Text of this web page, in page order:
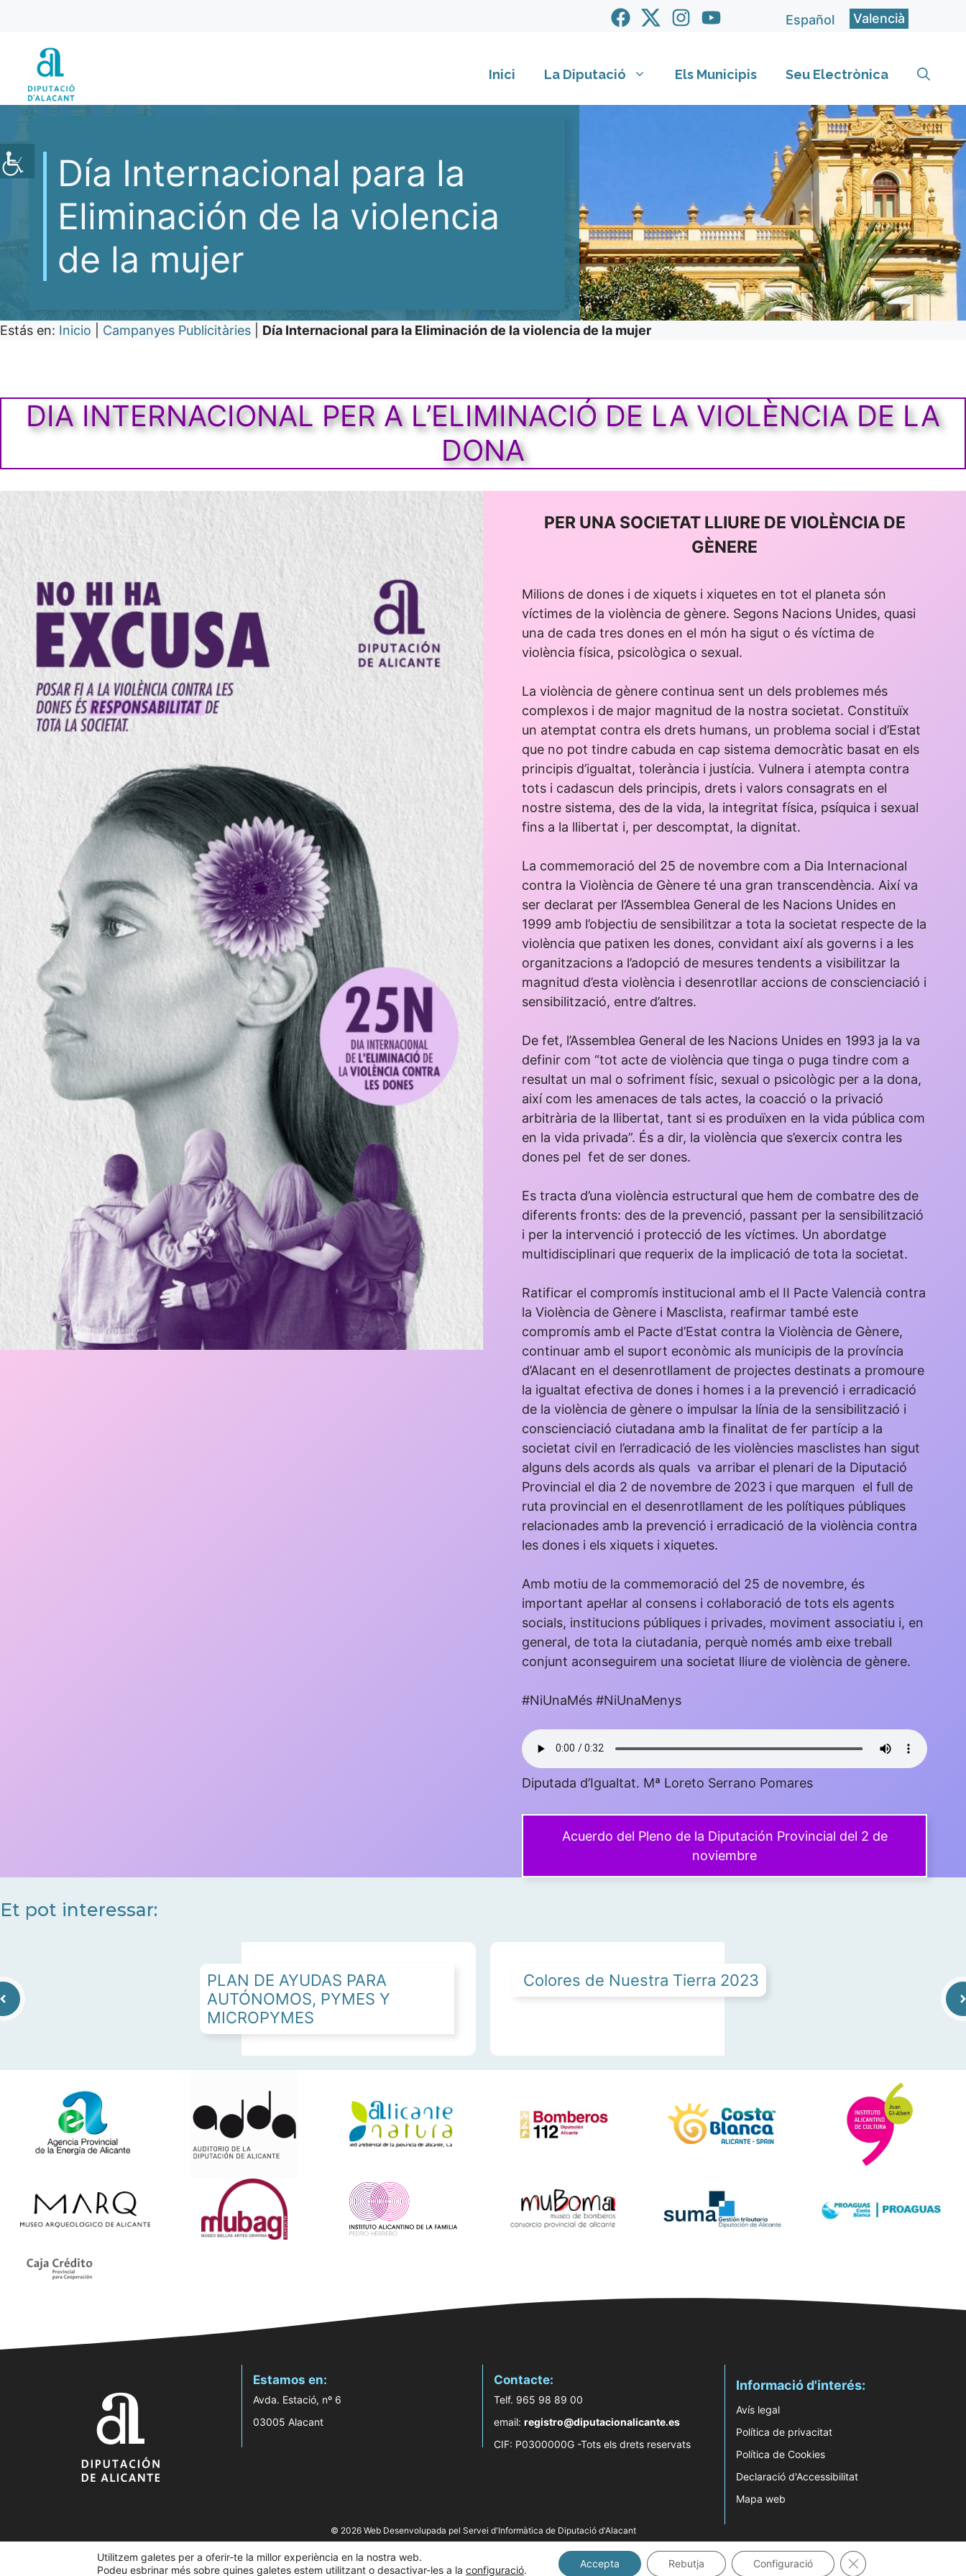
contingut
Español Valencià
Inici La Diputació Els Municipis Seu Electrònica
Día Internacional para la
Eliminación de la violencia
de la mujer
Estás en: Inicio Campanyes Publicitàries Día Internacional para la Eliminación de la violencia de la mujer
DIA INTERNACIONAL PER A L’ELIMINACIÓ DE LA VIOLÈNCIA DE LA
DONA
PER UNA SOCIETAT LLIURE DE VIOLÈNCIA DE
GÈNERE
Milions de dones i de xiquets i xiquetes en tot el planeta són
víctimes de la violència de gènere. Segons Nacions Unides, quasi
una de cada tres dones en el món ha sigut o és víctima de
violència física, psicològica o sexual.
La violència de gènere continua sent un dels problemes més
complexos i de major magnitud de la nostra societat. Constituïx
un atemptat contra els drets humans, un problema social i d’Estat
que no pot tindre cabuda en cap sistema democràtic basat en els
principis d’igualtat, tolerància i justícia. Vulnera i atempta contra
tots i cadascun dels principis, drets i valors consagrats en el
nostre sistema, des de la vida, la integritat física, psíquica i sexual
fins a la llibertat i, per descomptat, la dignitat.
La commemoració del 25 de novembre com a Dia Internacional
contra la Violència de Gènere té una gran transcendència. Així va
ser declarat per l’Assemblea General de les Nacions Unides en
1999 amb l’objectiu de sensibilitzar a tota la societat respecte de la
violència que patixen les dones, convidant així als governs i a les
organitzacions a l’adopció de mesures tendents a visibilitzar la
magnitud d’esta violència i desenrotllar accions de conscienciació i
sensibilització, entre d’altres.
De fet, l’Assemblea General de les Nacions Unides en 1993 ja la va
definir com “tot acte de violència que tinga o puga tindre com a
resultat un mal o sofriment físic, sexual o psicològic per a la dona,
així com les amenaces de tals actes, la coacció o la privació
arbitrària de la llibertat, tant si es produïxen en la vida pública com
en la vida privada”. És a dir, la violència que s’exercix contra les
dones pel fet de ser dones.
Es tracta d’una violència estructural que hem de combatre des de
diferents fronts: des de la prevenció, passant per la sensibilització
i per la intervenció i protecció de les víctimes. Un abordatge
multidisciplinari que requerix de la implicació de tota la societat.
Ratificar el compromís institucional amb el II Pacte Valencià contra
la Violència de Gènere i Masclista, reafirmar també este
compromís amb el Pacte d’Estat contra la Violència de Gènere,
continuar amb el suport econòmic als municipis de la província
d’Alacant en el desenrotllament de projectes destinats a promoure
la igualtat efectiva de dones i homes i a la prevenció i erradicació
de la violència de gènere o impulsar la línia de la sensibilització i
conscienciació ciutadana amb la finalitat de fer partícip a la
societat civil en l’erradicació de les violències masclistes han sigut
alguns dels acords als quals va arribar el plenari de la Diputació
Provincial el dia 2 de novembre de 2023 i que marquen el full de
ruta provincial en el desenrotllament de les polítiques públiques
relacionades amb la prevenció i erradicació de la violència contra
les dones i els xiquets i xiquetes.
Amb motiu de la commemoració del 25 de novembre, és
important apel·lar al consens i col·laboració de tots els agents
socials, institucions públiques i privades, moviment associatiu i, en
general, de tota la ciutadania, perquè només amb eixe treball
conjunt aconseguirem una societat lliure de violència de gènere.
#NiUnaMés #NiUnaMenys
Diputada d’Igualtat. Mª Loreto Serrano Pomares
Acuerdo del Pleno de la Diputación Provincial del 2 de
noviembre
Et pot interessar:
PLAN DE AYUDAS PARA
AUTÓNOMOS, PYMES Y
MICROPYMES
Colores de Nuestra Tierra 2023
Estamos en:
Avda. Estació, nº 6
03005 Alacant
Contacte:
Telf. 965 98 89 00
email: registro@diputacionalicante.es
CIF: P0300000G -Tots els drets reservats
Informació d'interés:
Avís legal
Política de privacitat
Política de Cookies
Declaració d'Accessibilitat
Mapa web
© 2026 Web Desenvolupada pel Servei d'Informàtica de Diputació d'Alacant
Utilitzem galetes per a oferir-te la millor experiència en la nostra web.
Podeu esbrinar més sobre quines galetes estem utilitzant o desactivar-les a la configuració.
Accepta Rebutja Configuració Tanca el bàner de